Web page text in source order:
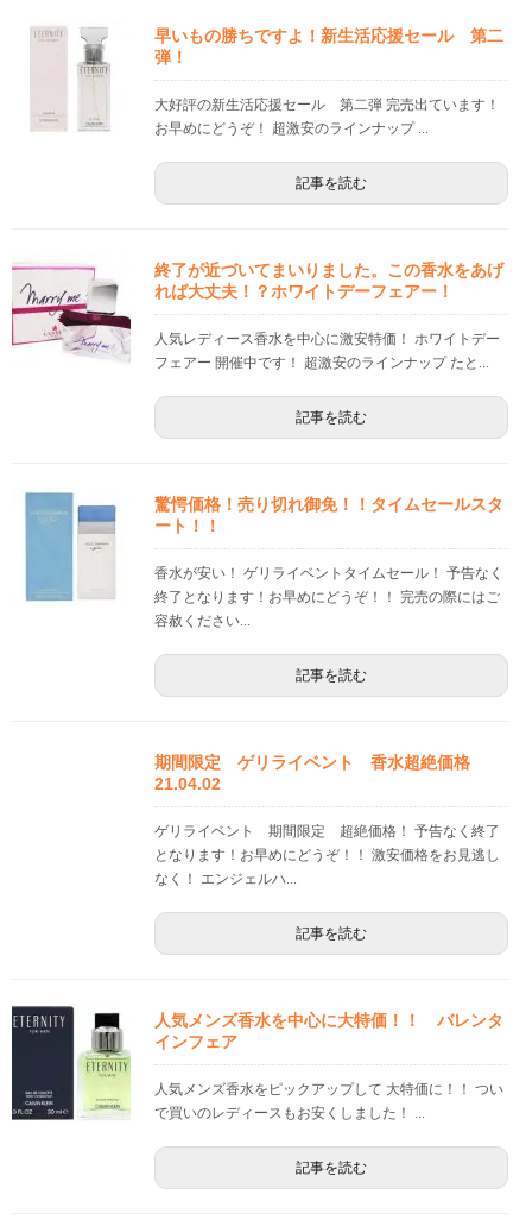
早いもの勝ちですよ！新生活応援セール 第二
弾！
大好評の新生活応援セール 第二弾 完売出ています！
お早めにどうぞ！ 超激安のラインナップ ...
記事を読む
終了が近づいてまいりました。この香水をあげ
れば大丈夫！？ホワイトデーフェアー！
人気レディース香水を中心に激安特価！ ホワイトデー
フェアー 開催中です！ 超激安のラインナップ たと...
記事を読む
驚愕価格！売り切れ御免！！タイムセールスタ
ート！！
香水が安い！ ゲリライベントタイムセール！ 予告なく
終了となります！お早めにどうぞ！！ 完売の際にはご
容赦ください...
記事を読む
期間限定 ゲリライベント 香水超絶価格
21.04.02
ゲリライベント 期間限定 超絶価格！ 予告なく終了
となります！お早めにどうぞ！！ 激安価格をお見逃し
なく！ エンジェルハ...
記事を読む
人気メンズ香水を中心に大特価！！ バレンタ
インフェア
人気メンズ香水をピックアップして 大特価に！！ つい
で買いのレディースもお安くしました！ ...
記事を読む